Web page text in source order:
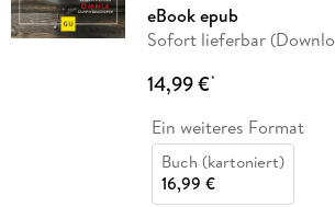
eBook epub
Sofort lieferbar
14,99 €*
Ein weiteres Format
Buch (kartoniert)
16,99 €